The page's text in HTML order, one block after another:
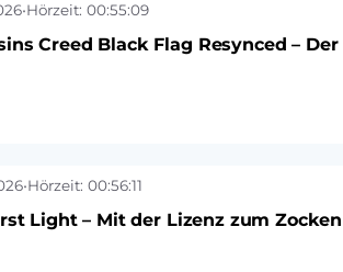
•Hörzeit: 00:55:09
Creed Black Flag Resynced –
•Hörzeit: 00:56:11
Light – Mit der Lizenz zum Zocken